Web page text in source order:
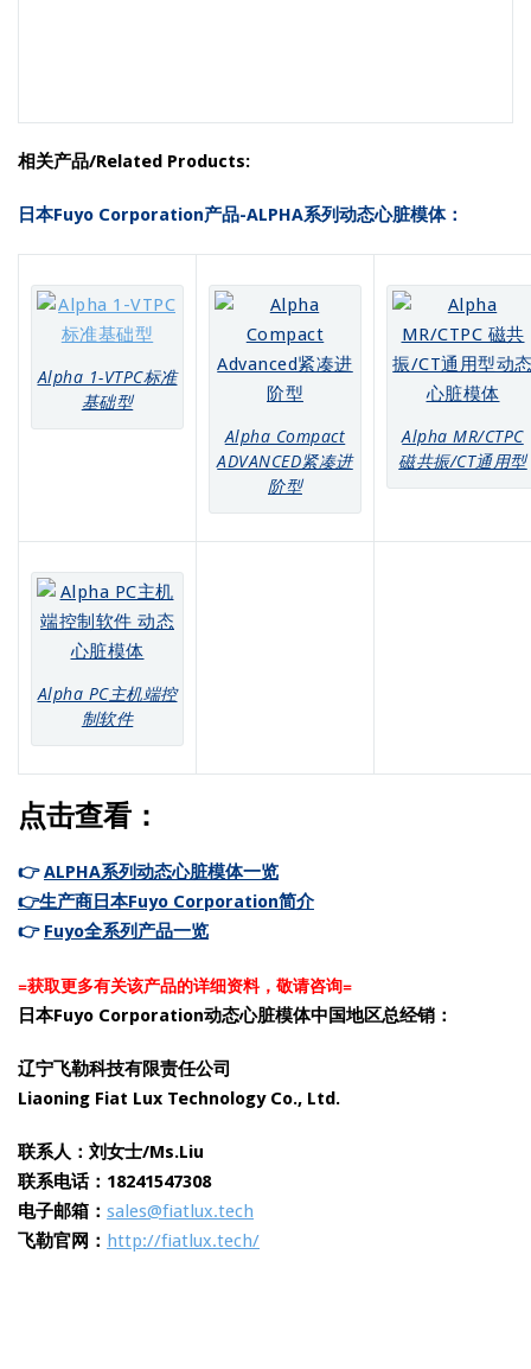
相关产品/Related Products:
日本Fuyo Corporation产品-ALPHA系列动态心脏模体：
Alpha 1-VTPC标准
基础型
Alpha Compact
ADVANCED紧凑进
阶型
Alpha MR/CTPC
磁共振/CT通用型
Alpha PC主机端控
制软件
点击查看：
👉ALPHA系列动态心脏模体一览
👉生产商日本Fuyo Corporation简介
👉 Fuyo全系列产品一览
=获取更多有关该产品的详细资料，敬请咨询=
日本Fuyo Corporation动态心脏模体中国地区总经销：
辽宁飞勒科技有限责任公司
Liaoning Fiat Lux Technology Co., Ltd.
联系人： 刘女士/Ms.Liu
联系电话：18241547308
电子邮箱： sales@fiatlux.tech
飞勒官网： http://fiatlux.tech/